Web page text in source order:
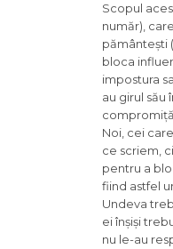
Scopul
număr),
pământești
bloca
impostura
au girul său
Noi, cei
ce scriem,
pentru a
fiind astfel
Undeva
ei înșiși
nu le-au